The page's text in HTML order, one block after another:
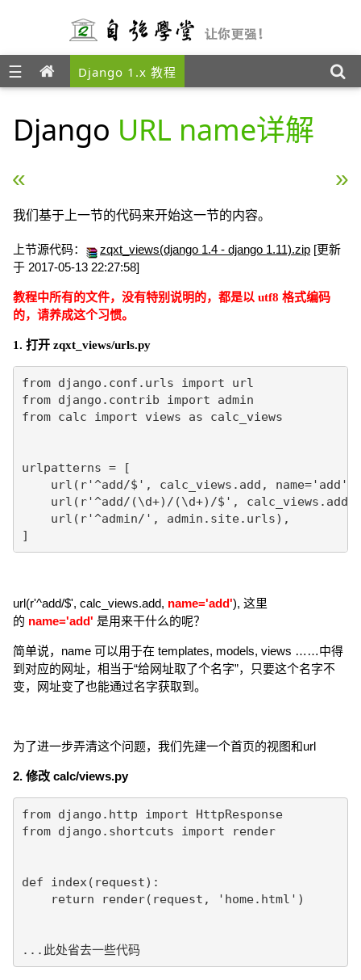
☰ Django 1.x 教程
Django URL name详解
« Django 视图与网址进阶 Django 模板 »
我们基于上一节的代码来开始这一节的内容。
上节源代码： zqxt_views(django 1.4 - django 1.11).zip [更新
于 2017-05-13 22:27:58]
教程中所有的文件，没有特别说明的，都是以 utf8 格式编码
的，请养成这个习惯。
1. 打开 zqxt_views/urls.py
from django.conf.urls import url
from django.contrib import admin
from calc import views as calc_views
urlpatterns = [
url(r'^add/$', calc_views.add,
url(r'^add/(\d+)/(\d+)/$', calc_views.add2,
url(r'^admin/', admin.site.urls),
]
url(r'^add/$', calc_views.add, name='add'), 这里
的 name='add' 是用来干什么的呢？
简单说，name 可以用于在 templates, models, views ……中得
到对应的网址，相当于“给网址取了个名字”，只要这个名字不
变，网址变了也能通过名字获取到。
为了进一步弄清这个问题，我们先建一个首页的视图和url
2. 修改 calc/views.py
from django.http import HttpResponse
from django.shortcuts import render
def index(request):
return render(request, 'home.html')
...此处省去一些代码